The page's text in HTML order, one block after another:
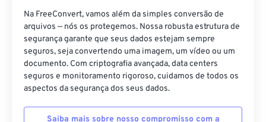
Na FreeConvert, vamos além da simples conversão de
arquivos — nós os protegemos. Nossa robusta estrutura de
segurança garante que seus dados estejam sempre
seguros, seja convertendo uma imagem, um vídeo ou um
documento. Com criptografia avançada, data centers
seguros e monitoramento rigoroso, cuidamos de todos os
aspectos da segurança dos seus dados.
Saiba mais sobre nosso compromisso com a